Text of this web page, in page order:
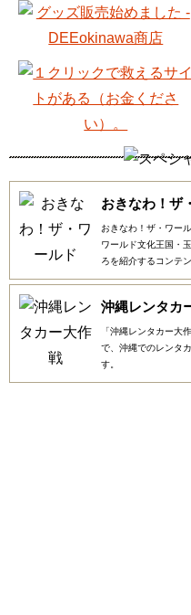
おきなわ！ザ
おきなわ！ザ・ワー
ワールド文化王国・
ろを紹介するコンテン
沖縄レンタカ
「沖縄レンタカー大
で、沖縄でのレンタ
す。